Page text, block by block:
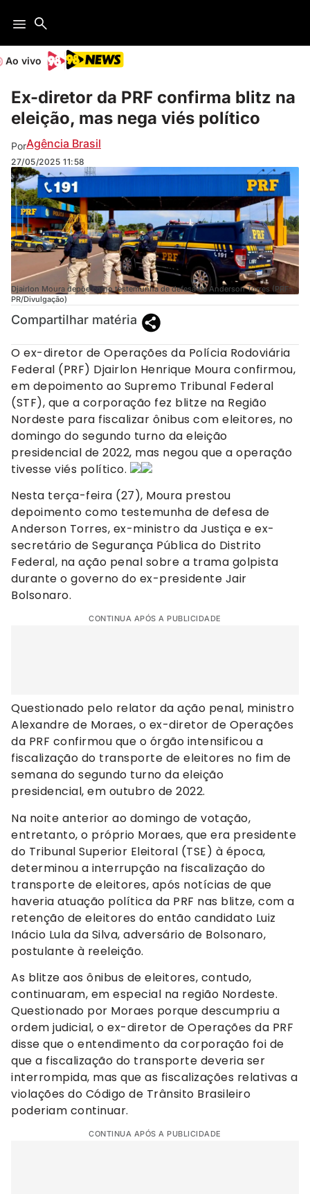
Ao vivo
Ex-diretor da PRF confirma blitz na
eleição, mas nega viés político
PorAgência Brasil
27/05/2025 11:58
Djairlon Moura depõe como testemunha de defesa de Anderson Torres (PRF-
PR/Divulgação)
Compartilhar matéria
O ex-diretor de Operações da Polícia Rodoviária
Federal (PRF) Djairlon Henrique Moura confirmou,
em depoimento ao Supremo Tribunal Federal
(STF), que a corporação fez blitze na Região
Nordeste para fiscalizar ônibus com eleitores, no
domingo do segundo turno da eleição
presidencial de 2022, mas negou que a operação
tivesse viés político.
Nesta terça-feira (27), Moura prestou
depoimento como testemunha de defesa de
Anderson Torres, ex-ministro da Justiça e ex-
secretário de Segurança Pública do Distrito
Federal, na ação penal sobre a trama golpista
durante o governo do ex-presidente Jair
Bolsonaro.
CONTINUA APÓS A PUBLICIDADE
Questionado pelo relator da ação penal, ministro
Alexandre de Moraes, o ex-diretor de Operações
da PRF confirmou que o órgão intensificou a
fiscalização do transporte de eleitores no fim de
semana do segundo turno da eleição
presidencial, em outubro de 2022.
Na noite anterior ao domingo de votação,
entretanto, o próprio Moraes, que era presidente
do Tribunal Superior Eleitoral (TSE) à época,
determinou a interrupção na fiscalização do
transporte de eleitores, após notícias de que
haveria atuação política da PRF nas blitze, com a
retenção de eleitores do então candidato Luiz
Inácio Lula da Silva, adversário de Bolsonaro,
postulante à reeleição.
As blitze aos ônibus de eleitores, contudo,
continuaram, em especial na região Nordeste.
Questionado por Moraes porque descumpriu a
ordem judicial, o ex-diretor de Operações da PRF
disse que o entendimento da corporação foi de
que a fiscalização do transporte deveria ser
interrompida, mas que as fiscalizações relativas a
violações do Código de Trânsito Brasileiro
poderiam continuar.
CONTINUA APÓS A PUBLICIDADE